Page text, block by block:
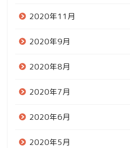
2020年11月
2020年9月
2020年8月
2020年7月
2020年6月
2020年5月